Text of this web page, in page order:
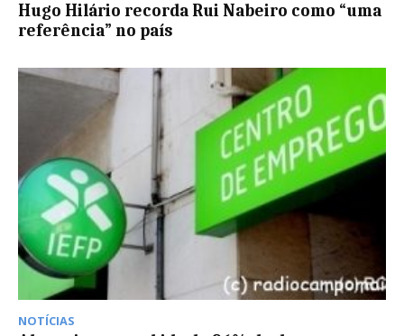
Hugo Hilário recorda Rui Nabeiro como “uma
referência” no país
NOTÍCIAS